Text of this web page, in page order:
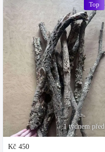
1 týdnem před
Top
Kč 450